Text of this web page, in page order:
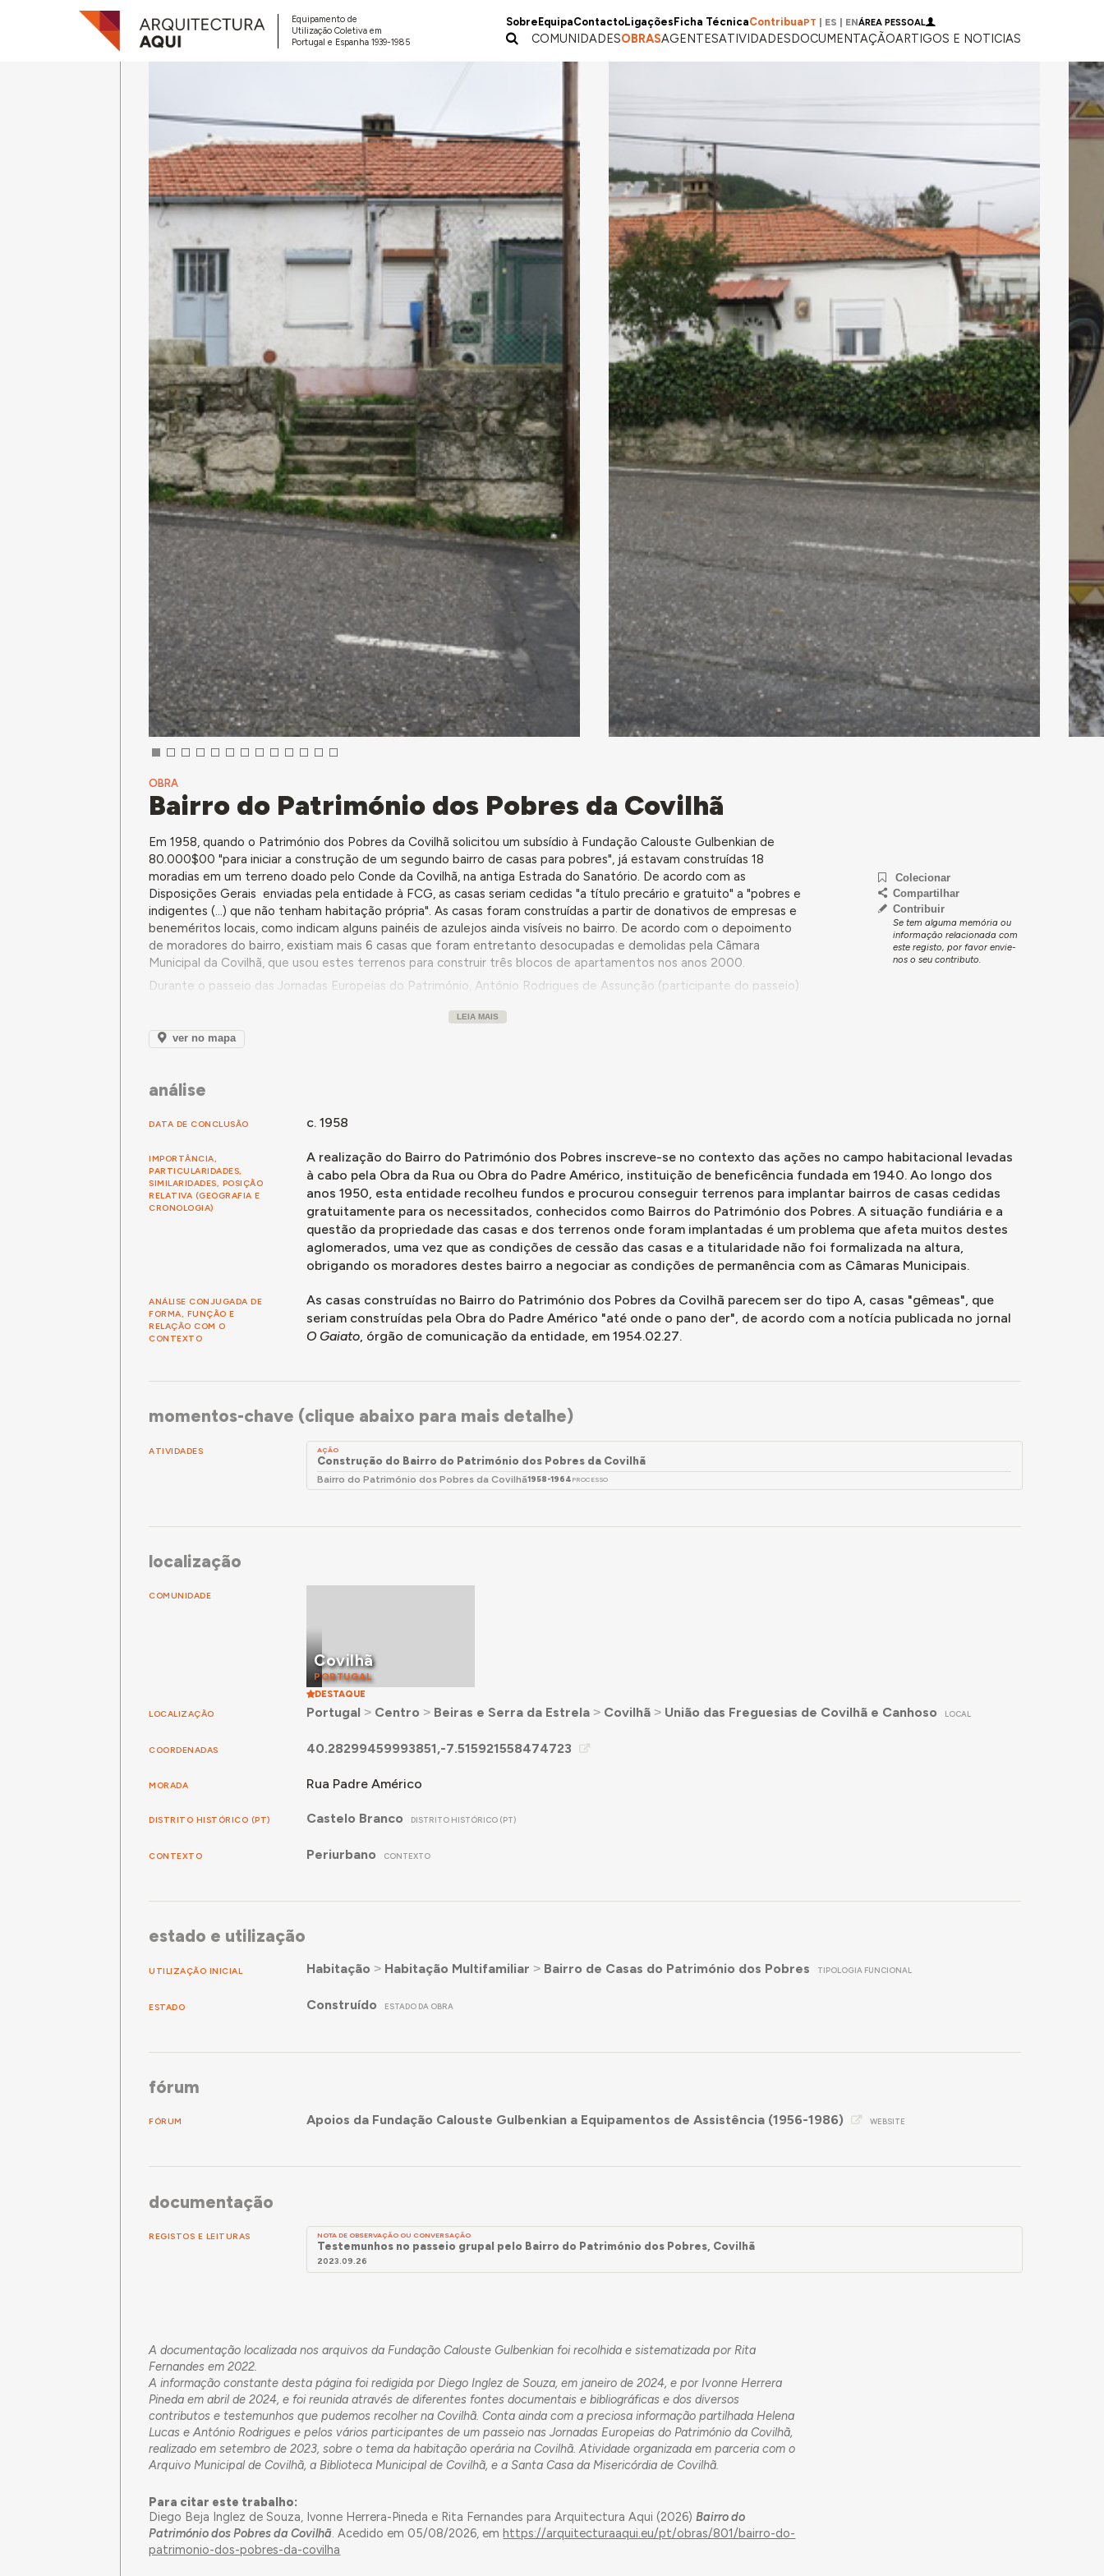
Equipamento de
Utilização Coletiva em
Portugal e Espanha 1939-1985
Sobre EquipaContactoLigações Ficha TécnicaContribuaPT ES ENÁREA PESSOAL
COMUNIDADESOBRASAGENTESATIVIDADESDOCUMENTAÇÃOARTIGOS E NOTICIAS
OBRA
Bairro do Património dos Pobres da Covilhã
Em 1958, quando o Património dos Pobres da Covilhã solicitou um subsídio à Fundação Calouste Gulbenkian de
80.000$00 "para iniciar a construção de um segundo bairro de casas para pobres", já estavam construídas 18
moradias em um terreno doado pelo Conde da Covilhã, na antiga Estrada do Sanatório. De acordo com as
Disposições Gerais enviadas pela entidade à FCG, as casas seriam cedidas "a título precário e gratuito" a "pobres e
indigentes (...) que não tenham habitação própria". As casas foram construídas a partir de donativos de empresas e
beneméritos locais, como indicam alguns painéis de azulejos ainda visíveis no bairro. De acordo com o depoimento
de moradores do bairro, existiam mais 6 casas que foram entretanto desocupadas e demolidas pela Câmara
Municipal da Covilhã, que usou estes terrenos para construir três blocos de apartamentos nos anos 2000.
Durante o passeio das Jornadas Europeias do Património, António Rodrigues de Assunção (participante do passeio)
um industrial que tinha dinheiro e terrenos. Ele ofereceu uma área vasta de terreno para nele serem construídas
casas para os pobres. Para financiar a construção das casas os outros industriais, alguns da Covilhã, contribuíram.
António Assunção conta uma história que já conhecíamos de conversas informais e pormenoriza alguns dos
que devia sair da casa num prazo. No entanto, nos estatutos do bairro a doação era vitalícia, então os moradores
moradores, segundo o qual podem ficar nas casas até ao fim da geração dos que estão atualmente, mas depois os
sucessores já não podem ficar. Não pagam renda, mas à medida que vão falecendo, não há continuidade para os
sucessores.
Um participante do passeio diz que no início, quando foram construídas estas casas, as pessoas moradoras talvez
trabalhassem nos lanifícios, porque era o mais provável na altura dos anos 40 ou 50.
Um outro participante do passeio diz “vi numa fotografia que era terra batida aqui e os meninos brincavam aqui. Iam
difícil”.
LEIA MAIS
ver no mapa
Colecionar
Compartilhar
Contribuir
Se tem alguma memória ou
informação relacionada com
este registo, por favor envie-
nos o seu contributo.
análise
DATA DE CONCLUSÃO c. 1958
IMPORTÂNCIA,
PARTICULARIDADES,
SIMILARIDADES, POSIÇÃO
RELATIVA (GEOGRAFIA E
CRONOLOGIA)
A realização do Bairro do Património dos Pobres inscreve-se no contexto das ações no campo habitacional levadas
à cabo pela Obra da Rua ou Obra do Padre Américo, instituição de beneficência fundada em 1940. Ao longo dos
anos 1950, esta entidade recolheu fundos e procurou conseguir terrenos para implantar bairros de casas cedidas
gratuitamente para os necessitados, conhecidos como Bairros do Património dos Pobres. A situação fundiária e a
questão da propriedade das casas e dos terrenos onde foram implantadas é um problema que afeta muitos destes
aglomerados, uma vez que as condições de cessão das casas e a titularidade não foi formalizada na altura,
obrigando os moradores destes bairro a negociar as condições de permanência com as Câmaras Municipais.
ANÁLISE CONJUGADA DE
FORMA, FUNÇÃO E
RELAÇÃO COM O
CONTEXTO
As casas construídas no Bairro do Património dos Pobres da Covilhã parecem ser do tipo A, casas "gêmeas", que
seriam construídas pela Obra do Padre Américo "até onde o pano der", de acordo com a notícia publicada no jornal
O Gaiato, órgão de comunicação da entidade, em 1954.02.27.
momentos-chave (clique abaixo para mais detalhe)
ATIVIDADES AÇÃO
Construção do Bairro do Património dos Pobres da Covilhã
Bairro do Património dos Pobres da Covilhã1958-1964 PROCESSO
localização
COMUNIDADE
Covilhã
PORTUGAL
DESTAQUE
LOCALIZAÇÃO Portugal ˃ Centro ˃ Beiras e Serra da Estrela˃ Covilhã˃ União das Freguesias de Covilhã e Canhoso LOCAL
COORDENADAS 40.28299459993851,-7.515921558474723
MORADA Rua Padre Américo
DISTRITO HISTÓRICO (PT) Castelo Branco DISTRITO HISTÓRICO (PT)
CONTEXTO Periurbano CONTEXTO
estado e utilização
UTILIZAÇÃO INICIAL Habitação ˃ Habitação Multifamiliar ˃ Bairro de Casas do Património dos Pobres TIPOLOGIA FUNCIONAL
ESTADO Construído ESTADO DA OBRA
fórum
FÓRUM Apoios da Fundação Calouste Gulbenkian a Equipamentos de Assistência (1956-1986) WEBSITE
documentação
REGISTOS E LEITURAS NOTA DE OBSERVAÇÃO OU CONVERSAÇÃO
Testemunhos no passeio grupal pelo Bairro do Património dos Pobres, Covilhã
2023.09.26
A documentação localizada nos arquivos da Fundação Calouste Gulbenkian foi recolhida e sistematizada por Rita
Fernandes em 2022.
A informação constante desta página foi redigida por Diego Inglez de Souza, em janeiro de 2024, e por Ivonne Herrera
Pineda em abril de 2024, e foi reunida através de diferentes fontes documentais e bibliográficas e dos diversos
contributos e testemunhos que pudemos recolher na Covilhã. Conta ainda com a preciosa informação partilhada Helena
Lucas e António Rodrigues e pelos vários participantes de um passeio nas Jornadas Europeias do Património da Covilhã,
realizado em setembro de 2023, sobre o tema da habitação operária na Covilhã. Atividade organizada em parceria com o
Arquivo Municipal de Covilhã, a Biblioteca Municipal de Covilhã, e a Santa Casa da Misericórdia de Covilhã.
Para citar este trabalho:
Diego Beja Inglez de Souza, Ivonne Herrera-Pineda e Rita Fernandes para Arquitectura Aqui (2026)Bairro do
Património dos Pobres da Covilhã. Acedido em 05/08/2026, em https://arquitecturaaqui.eu/pt/obras/801/bairro-do-
patrimonio-dos-pobres-da-covilha